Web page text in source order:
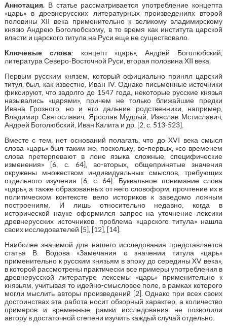
Аннотация.В статье рассматривается употребление концепта
«царь» в древнерусских литературных произведениях второй
половины XII века применительно к великому владимирскому
князю Андрею Боголюбскому, в то время как института царской
власти и царского титула на Руси еще не существовало.
Ключевые слова: концепт «царь», Андрей Боголюбский,
литература Северо-Восточной Руси, вторая половина XII века.
Первым русским князем, который официально принял царский
титул, был, как известно, Иван IV. Однако письменные источники
фиксируют, что задолго до 1547 года, некоторые русские князья
назывались «царями», причем не только ближайшие предки
Ивана Грозного, но и его дальние родственники, например,
Владимир Святославич, Ярослав Мудрый, Изяслав Мстиславич,
Андрей Боголюбский, Иван Калита и др. [2, с. 513-523].
Вместе с тем, нет оснований полагать, что до XVI века смысл
слова «царь» был таким же, поскольку, во-первых, «со временем
слова претерпевают в лоне языка сложные, специфические
изменения» [6, с. 64], во-вторых, общепринятые значения
окружены множеством индивидуальных смыслов, требующих
отдельного изучения [6, с. 64]. Буквальное понимание слова
«царь», а также образованных от него словоформ, прочтение их в
политическом контексте вело историков к заведомо ложным
построениям. И лишь относительно недавно, когда в
исторической науке оформился запрос на уточнение лексики
древнерусских источников, проблема «царского титула» нашла
своих исследователей [5], [12], [14].
Наиболее значимой для нашего исследования представляется
статья В. Водова «Замечания о значении титула «царь»
применительно к русским князьям в эпоху до середины XV века»,
в которой рассмотрены практически все примеры употребления в
древнерусской литературе лексемы «царь» применительно к
князьям, учитывая то идейно-смысловое поле, в рамках которого
могли мыслить авторы произведений [2]. Однако при всех своих
достоинствах эта работа носит обзорный характер, а количество
примеров и временные рамки исследования не позволили
автору в достаточной степени изучить каждый случай отдельно.